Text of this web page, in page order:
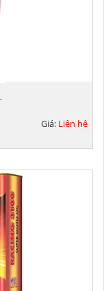
Giá: Liên hệ